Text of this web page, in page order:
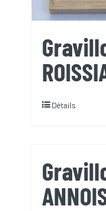
Détails